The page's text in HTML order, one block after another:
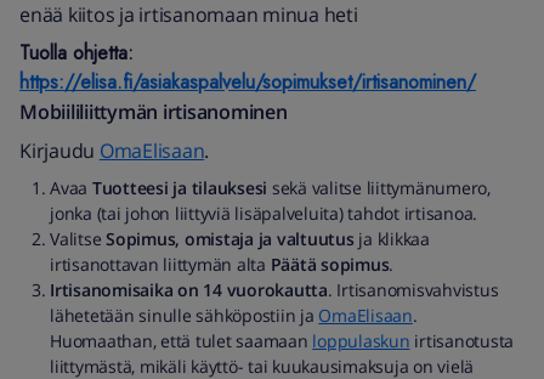
enää kiitos ja irtisanomaan minua heti
Tuolla ohjetta:
https://elisa.fi/asiakaspalvelu/sopimukset/irtisanominen/
Mobiililiittymän irtisanominen
Kirjaudu OmaElisaan.
Avaa Tuotteesi ja tilauksesi sekä valitse liittymänumero,
jonka (tai johon liittyviä lisäpalveluita) tahdot irtisanoa.
Valitse Sopimus, omistaja ja valtuutus ja klikkaa
irtisanottavan liittymän alta Päätä sopimus.
Irtisanomisaika on 14 vuorokautta. Irtisanomisvahvistus
lähetetään sinulle sähköpostiin ja OmaElisaan.
Huomaathan, että tulet saamaan loppulaskun irtisanotusta
liittymästä, mikäli käyttö- tai kuukausimaksuja on vielä